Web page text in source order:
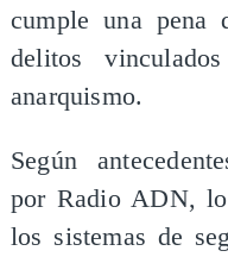
cumple una pena
delitos
anarquismo.
Según
por Radio ADN,
los sistemas de